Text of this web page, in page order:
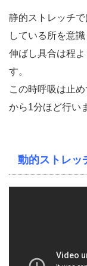
静的ストレッチ
している所を意
伸ばし具合は程
す。
この時呼吸は止
から1分ほど行い
動的ストレッ